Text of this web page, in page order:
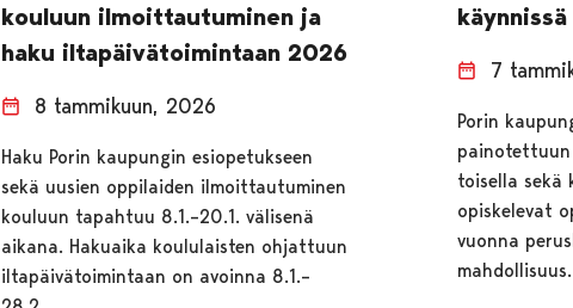
kouluun ilmoittautuminen ja
haku iltapäivätoimintaan 2026
8 tammikuun, 2026
Haku Porin kaupungin esiopetukseen
sekä uusien oppilaiden ilmoittautuminen
kouluun tapahtuu 8.1.–20.1. välisenä
aikana. Hakuaika koululaisten ohjattuun
iltapäivätoimintaan on avoinna 8.1.–
käynnissä
7
Porin
painotettuun
toisella sekä
opiskelevat
vuonna